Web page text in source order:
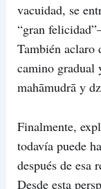
vacuidad, se
“gran
También aclaro
camino gradual
mahāmudrā y
Finalmente,
todavía puede
después de esa
Desde esta